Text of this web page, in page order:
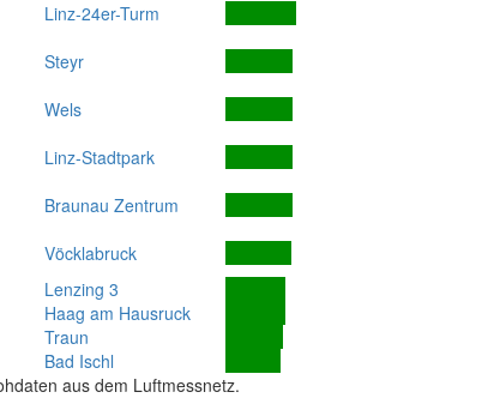
Linz-24er-Turm
Steyr
Wels
Linz-Stadtpark
Braunau Zentrum
Vöcklabruck
Lenzing 3
Haag am Hausruck
Traun
Bad Ischl
aus dem Luftmessnetz.